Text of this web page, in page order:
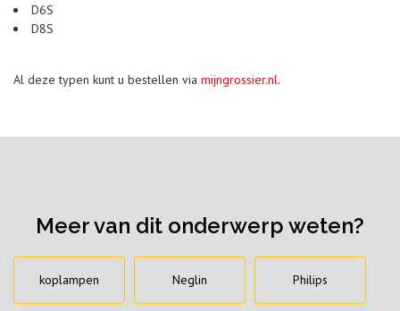
D6S
D8S
Al deze typen kunt u bestellen via mijngrossier.nl.
Meer van dit onderwerp weten?
koplampen Neglin Philips